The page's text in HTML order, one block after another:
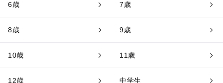
6歳 7歳
8歳 9歳
10歳 11歳
12歳 中学生